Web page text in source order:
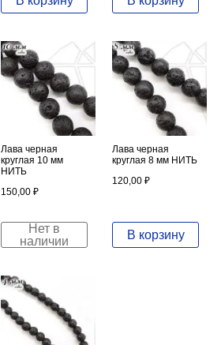
Лава черная
круглая 10 мм
НИТЬ
150,00 ₽
Нет в
наличии
Лава черная
круглая 8 мм НИТЬ
120,00 ₽
В корзину